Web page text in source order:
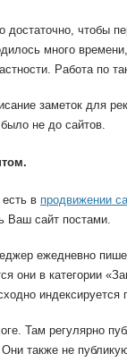
чтобы
много
Работа по
заметок для
не до сайтов.
в продвижении
Ваш сайт постами.
ежедневно
они в категории
индексируется
Там регулярно
также не